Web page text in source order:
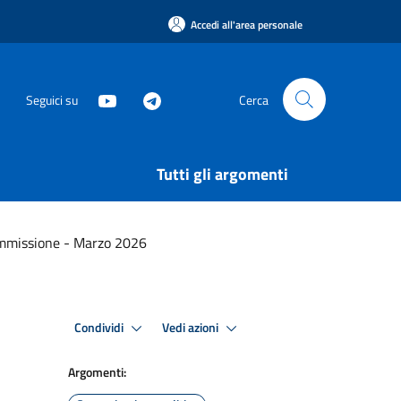
Accedi all'area personale
Seguici su Cerca
Tutti gli argomenti
- Marzo 2026
Condividi Vedi azioni
Argomenti: